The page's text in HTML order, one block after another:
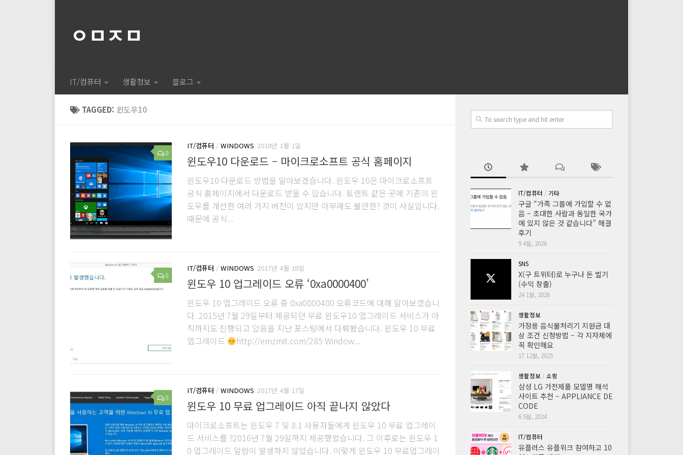
ㅇㅁㅈㅁ
IT/컴퓨터 생활정보 블로그
TAGGED: 윈도우10
0
IT/컴퓨터 / WINDOWS 2018년 1월 1일
윈도우10 다운로드 – 마이크로소프트 공식 홈페이지
윈도우10 다운로드 방법을 알아보겠습니다. 윈도우 10은 마이크로소프트
공식 홈페이지에서 다운로드 받을 수 있습니다. 토렌트 같은 곳에 기존의 윈
도우를 개선한 여러 가지 버전이 있지만 아무래도 불안한? 것이 사실입니다.
때문에 공식...
0
IT/컴퓨터 / WINDOWS 2017년 4월 18일
윈도우 10 업그레이드 오류 ‘0xa0000400’
윈도우 10 업그레이드 오류 중 0xa0000400 오류코드에 대해 알아보겠습니
다. 2015년 7월 29일부터 제공되던 무료 윈도우10 업그레이드 서비스가 아
직까지도 진행되고 있음을 지난 포스팅에서 다뤄봤습니다. 윈도우 10 무료
업그레이드
http://emzmit.com/285 Window...
0
IT/컴퓨터 / WINDOWS 2017년 4월 17일
윈도우 10 무료 업그레이드 아직 끝나지 않았다
마이크로소프트는 윈도우 7 및 8.1 사용자들에게 윈도우 10 무료 업그레이
드 서비스를 ?2016년 7월 29일까지 제공했었습니다. 그 이후로는 윈도우 1
0 업그레이드 알람이 발생하지 않았습니다. 이렇게 윈도우 10 무료업그레이
IT/컴퓨터 / 기타
구글 “가족 그룹에 가입할 수 없
음 – 초대한 사람과 동일한 국가
에 있지 않은 것 같습니다” 해결
후기
9 4월, 2026
SNS
X(구 트위터)로 누구나 돈 벌기
(수익 창출)
24 1월, 2026
생활정보
가정용 음식물처리기 지원금 대
상 조건 신청방법 – 각 지자체에
꼭 확인해요
17 12월, 2025
생활정보 / 쇼핑
삼성 LG 가전제품 모델명 해석
사이트 추천 – APPLIANCE DE
CODE
6 5월, 2024
IT/컴퓨터
유플러스 유플위크 참여하고 10